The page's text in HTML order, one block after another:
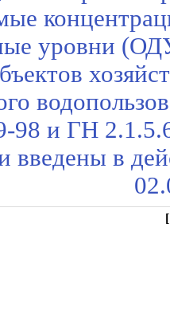
уровни
98 и ГН
введены в